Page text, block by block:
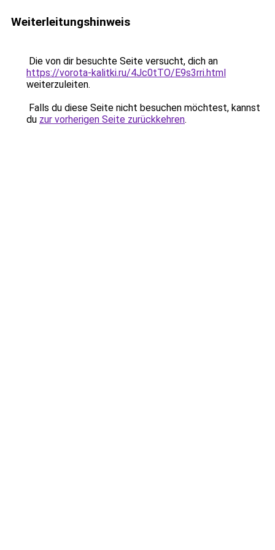
Weiterleitungshinweis
Die von dir besuchte Seite versucht, dich an
https://vorota-kalitki.ru/4Jc0tTO/E9s3rri.html
weiterzuleiten.
Falls du diese Seite nicht besuchen möchtest, kannst
du zur vorherigen Seite zurückkehren.